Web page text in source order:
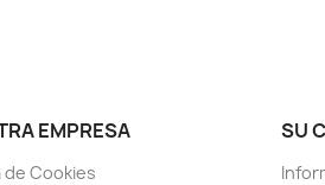
EMPRESA
de Cookies
SU